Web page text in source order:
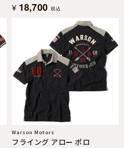
¥ 18,700 税込
Warson Motors
フライング アロー ポロ